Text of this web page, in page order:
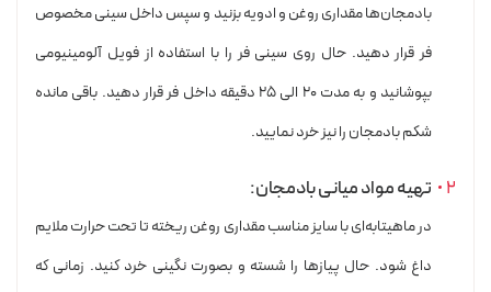
بادمجان‌ها مقداری روغن و ادویه بزنید و سپس داخل سینی مخصوص
فر قرار دهید. حال روی سینی فر را با استفاده از فویل آلومینیومی
بپوشانید و به مدت ۲۰ الی ۲۵ دقیقه داخل فر قرار دهید. باقی مانده
شکم بادمجان را نیز خرد نمایید.
تهیه مواد میانی بادمجان:
در ماهیتابه‌ای با سایز مناسب مقداری روغن ریخته تا تحت حرارت ملایم
داغ شود. حال پیازها را شسته و بصورت نگینی خرد کنید. زمانی که